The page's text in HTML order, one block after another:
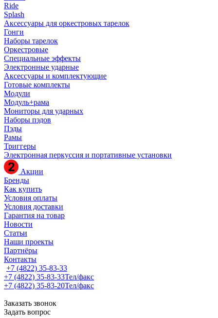
Ride
Splash
Аксессуары для оркестровых тарелок
Гонги
Наборы тарелок
Оркестровые
Специальные эффекты
Электронные ударные
Аксессуары и комплектующие
Готовые комплекты
Модули
Модуль+рама
Мониторы для ударных
Наборы пэдов
Пэды
Рамы
Триггеры
Электронная перкуссия и портативные установки
Акции
Бренды
Как купить
Условия оплаты
Условия доставки
Гарантия на товар
Новости
Статьи
Наши проекты
Партнёры
Контакты
+7 (4822) 35-83-33
+7 (4822) 35-83-33Тел/факс
+7 (4822) 35-83-20Тел/факс
Заказать звонок
Задать вопрос